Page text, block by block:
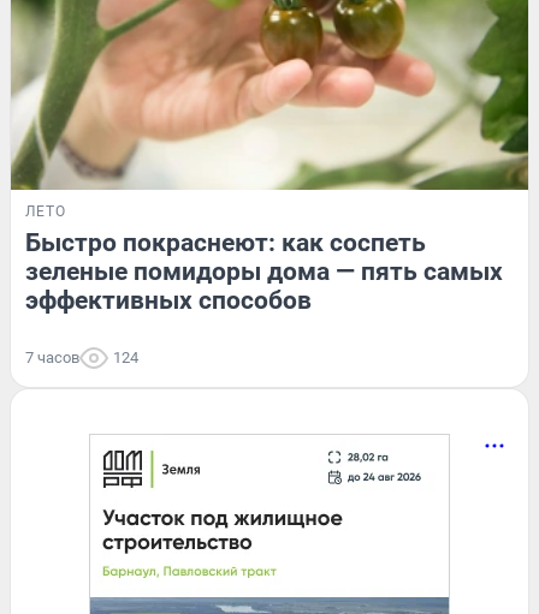
ЛЕТО
Быстро покраснеют: как соспеть
зеленые помидоры дома — пять самых
эффективных способов
7 часов 124